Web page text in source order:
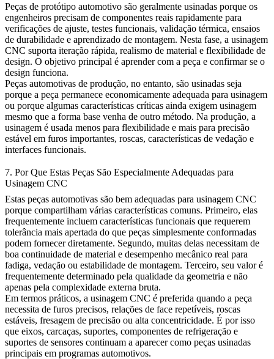
Peças de protótipo automotivo são geralmente usinadas porque os
engenheiros precisam de componentes reais rapidamente para
verificações de ajuste, testes funcionais, validação térmica, ensaios
de durabilidade e aprendizado de montagem. Nesta fase, a usinagem
CNC suporta iteração rápida, realismo de material e flexibilidade de
design. O objetivo principal é aprender com a peça e confirmar se o
design funciona.
Peças automotivas de produção, no entanto, são usinadas seja
porque a peça permanece economicamente adequada para usinagem
ou porque algumas características críticas ainda exigem usinagem
mesmo que a forma base venha de outro método. Na produção, a
usinagem é usada menos para flexibilidade e mais para precisão
estável em furos importantes, roscas, características de vedação e
interfaces funcionais.
7. Por Que Estas Peças São Especialmente Adequadas para
Usinagem CNC
Estas peças automotivas são bem adequadas para usinagem CNC
porque compartilham várias características comuns. Primeiro, elas
frequentemente incluem características funcionais que requerem
tolerância mais apertada do que peças simplesmente conformadas
podem fornecer diretamente. Segundo, muitas delas necessitam de
boa continuidade de material e desempenho mecânico real para
fadiga, vedação ou estabilidade de montagem. Terceiro, seu valor é
frequentemente determinado pela qualidade da geometria e não
apenas pela complexidade externa bruta.
Em termos práticos, a usinagem CNC é preferida quando a peça
necessita de furos precisos, relações de face repetíveis, roscas
estáveis, fresagem de precisão ou alta concentricidade. É por isso
que eixos, carcaças, suportes, componentes de refrigeração e
suportes de sensores continuam a aparecer como peças usinadas
principais em programas automotivos.